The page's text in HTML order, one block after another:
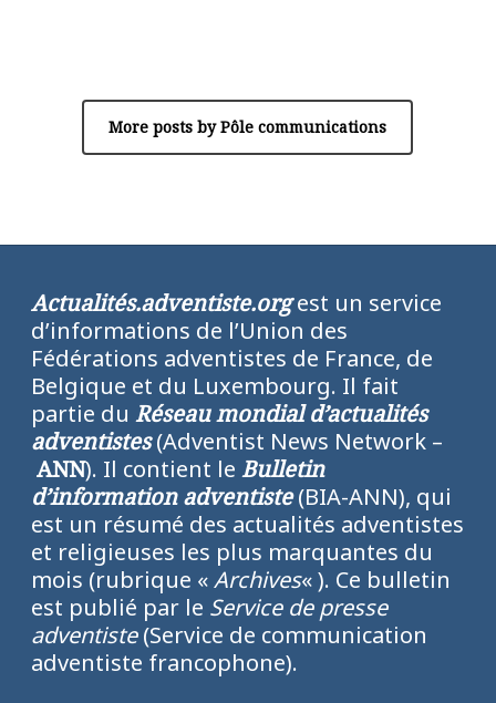
More posts by Pôle communications
Actualités.adventiste.orgest un service
d’informations de l’Union des
Fédérations adventistes de France, de
Belgique et du Luxembourg. Il fait
partie du Réseau mondial d’actualités
adventistes(Adventist News Network –
ANN). Il contient le Bulletin
d’information adventiste(BIA-ANN), qui
est un résumé des actualités adventistes
et religieuses les plus marquantes du
mois (rubrique «Archives« ). Ce bulletin
est publié par le Service de presse
adventiste(Service de communication
adventiste francophone).